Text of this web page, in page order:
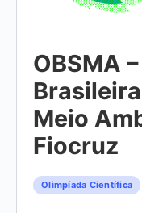
OBSMA
Meio
Fiocruz
Olimpíada Científica